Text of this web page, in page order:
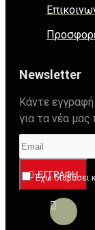
Newsletter
Κάντε
για τα νέα μας
ΕΓΓΡΑΦΉ
Έχω διαβάσει